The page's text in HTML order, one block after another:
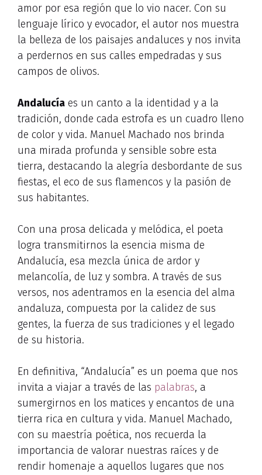
amor por esa región que lo vio nacer. Con su
lenguaje lírico y evocador, el autor nos muestra
la belleza de los paisajes andaluces y nos invita
a perdernos en sus calles empedradas y sus
campos de olivos.
Andalucía es un canto a la identidad y a la
tradición, donde cada estrofa es un cuadro lleno
de color y vida. Manuel Machado nos brinda
una mirada profunda y sensible sobre esta
tierra, destacando la alegría desbordante de sus
fiestas, el eco de sus flamencos y la pasión de
sus habitantes.
Con una prosa delicada y melódica, el poeta
logra transmitirnos la esencia misma de
Andalucía, esa mezcla única de ardor y
melancolía, de luz y sombra. A través de sus
versos, nos adentramos en la esencia del alma
andaluza, compuesta por la calidez de sus
gentes, la fuerza de sus tradiciones y el legado
de su historia.
En definitiva, “Andalucía” es un poema que nos
invita a viajar a través de las palabras, a
sumergirnos en los matices y encantos de una
tierra rica en cultura y vida. Manuel Machado,
con su maestría poética, nos recuerda la
importancia de valorar nuestras raíces y de
rendir homenaje a aquellos lugares que nos